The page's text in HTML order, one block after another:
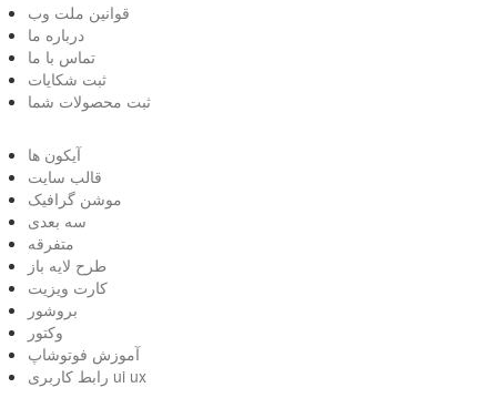
قوانین ملت وب
درباره ما
تماس با ما
ثبت شکایات
ثبت محصولات شما
آیکون ها
قالب سایت
موشن گرافیک
سه بعدی
متفرقه
طرح لایه باز
کارت ویزیت
بروشور
وکتور
آموزش فوتوشاپ
رابط کاربری ui ux